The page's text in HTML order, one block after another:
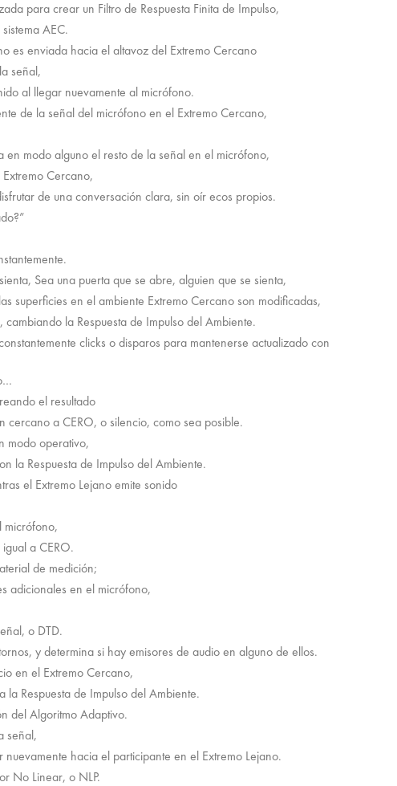
para crear un Filtro de Respuesta Finita de Impulso,
AEC.
es enviada hacia el altavoz del Extremo Cercano
señal,
al llegar nuevamente al micrófono.
de la señal del micrófono en el Extremo Cercano,
en modo alguno el resto de la señal en el micrófono,
Cercano,
de una conversación clara, sin oír ecos propios.
Sea una puerta que se abre, alguien que se sienta,
superficies en el ambiente Extremo Cercano son modificadas,
la Respuesta de Impulso del Ambiente.
clicks o disparos para mantenerse actualizado con
el resultado
cercano a CERO, o silencio, como sea posible.
modo operativo,
la Respuesta de Impulso del Ambiente.
el Extremo Lejano emite sonido
micrófono,
a CERO.
de medición;
adicionales en el micrófono,
o DTD.
y determina si hay emisores de audio en alguno de ellos.
en el Extremo Cercano,
Respuesta de Impulso del Ambiente.
del Algoritmo Adaptivo.
señal,
hacia el participante en el Extremo Lejano.
No Linear, o NLP.